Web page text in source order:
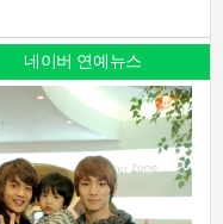
네이버 연예뉴스